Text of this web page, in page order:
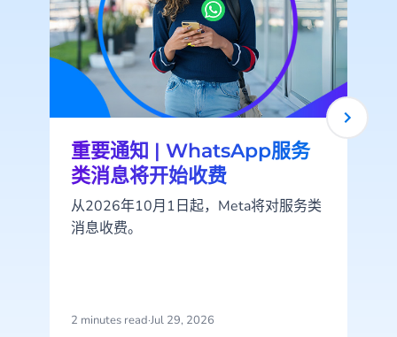
重要通知 | WhatsApp服务
类消息将开始收费
从2026年10月1日起，Meta将对服务类
消息收费。
2 minutes read·Jul 29, 2026